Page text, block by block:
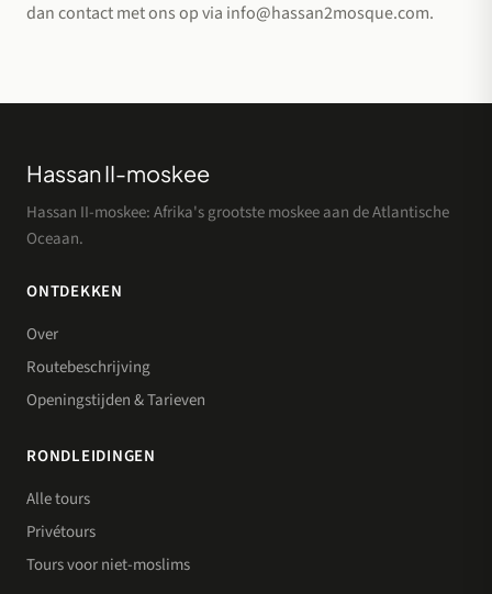
dan contact met ons op via info@hassan2mosque.com.
Hassan II-moskee
Hassan II-moskee: Afrika's grootste moskee aan de Atlantische
Oceaan.
ONTDEKKEN
Over
Routebeschrijving
Openingstijden & Tarieven
RONDLEIDINGEN
Alle tours
Privétours
Tours voor niet-moslims